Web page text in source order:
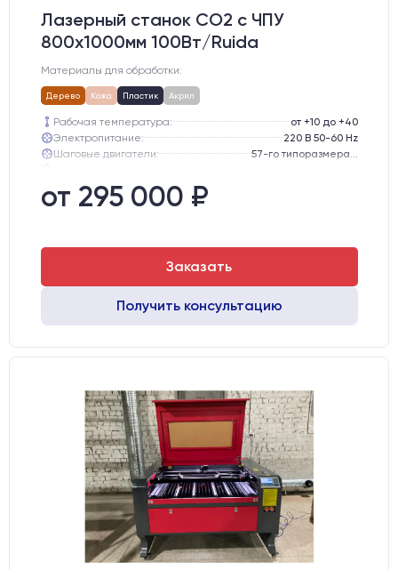
Лазерный станок CO2 c ЧПУ
800х1000мм 100Вт/Ruida
Материалы для обработки:
Дерево Кожа Пластик Акрил
Рабочая температура:
от +10 до +40
Электропитание:
220 В 50-60 Hz
Шаговые двигатели:
Направляющие оси Y:
Направляющие оси Х:
от 295 000 ₽
Заказать
Получить консультацию